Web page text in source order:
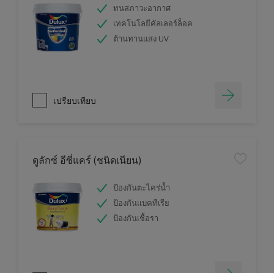
ทนสภาวะอากาศ
เทคโนโลยีคัลเลอร์ล็อค
ต้านทานแสง UV
เปรียบเทียบ
ดูลักซ์ อีซี่แคร์ (ชนิดเนียน)
ป้องกันตะไคร่น้ำ
ป้องกันแบคทีเรีย
ป้องกันเชื้อรา